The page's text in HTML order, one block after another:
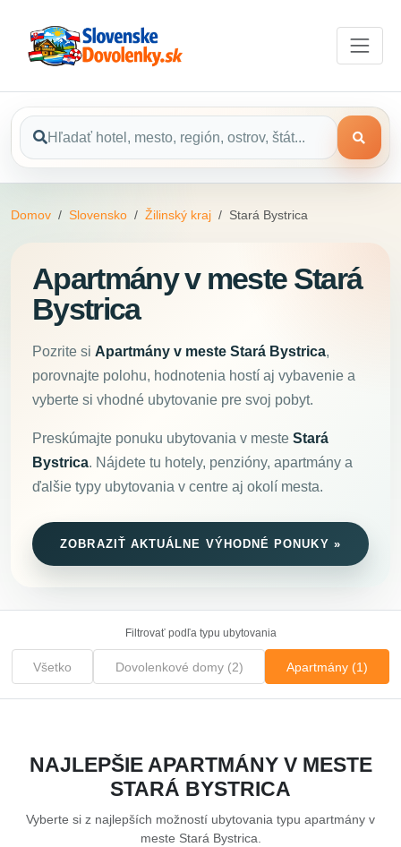
Domov Slovensko Žilinský kraj Stará Bystrica
Apartmány v meste Stará
Bystrica
Pozrite si Apartmány v meste Stará Bystrica,
porovnajte polohu, hodnotenia hostí aj vybavenie a
vyberte si vhodné ubytovanie pre svoj pobyt.
Preskúmajte ponuku ubytovania v meste Stará
Bystrica. Nájdete tu hotely, penzióny, apartmány a
ďalšie typy ubytovania v centre aj okolí mesta.
ZOBRAZIŤ AKTUÁLNE VÝHODNÉ PONUKY »
Filtrovať podľa typu ubytovania
Všetko Dovolenkové domy (2) Apartmány (1)
NAJLEPŠIE APARTMÁNY V MESTE
STARÁ BYSTRICA
Vyberte si z najlepších možností ubytovania typu apartmány v
meste Stará Bystrica.